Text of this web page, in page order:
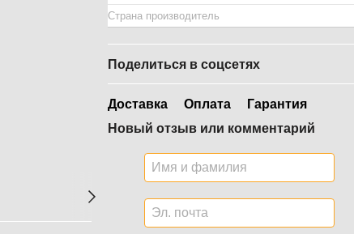
Страна производитель
Поделиться в соцсетях
Доставка Оплата
Гарантия
Новый отзыв или комментарий